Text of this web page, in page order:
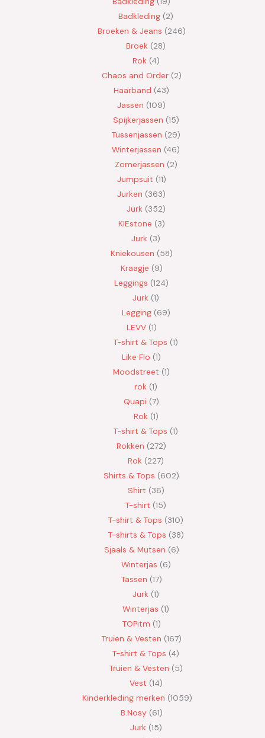
Badkleding 2
Broeken & Jeans 246
Broek 28
Rok 4
Chaos and Order 2
Haarband 43
Jassen 109
Spijkerjassen 15
Tussenjassen 29
Winterjassen 46
Zomerjassen 2
Jumpsuit 11
Jurken 363
Jurk 352
KIEstone 3
Jurk 3
Kniekousen 58
Kraagje 9
Leggings 124
Jurk 1
Legging 69
LEVV 1
T-shirt & Tops 1
Like Flo 1
Moodstreet 1
rok 1
Quapi 7
Rok 1
T-shirt & Tops 1
Rokken 272
Rok 227
Shirts & Tops 602
Shirt 36
T-shirt 15
T-shirt & Tops 310
T-shirts & Tops 38
Sjaals & Mutsen 6
Winterjas 6
Tassen 17
Jurk 1
Winterjas 1
TOPitm 1
Truien & Vesten 167
T-shirt & Tops 4
Truien & Vesten 5
Vest 14
Kinderkleding merken 1059
B.Nosy 61
Jurk 15